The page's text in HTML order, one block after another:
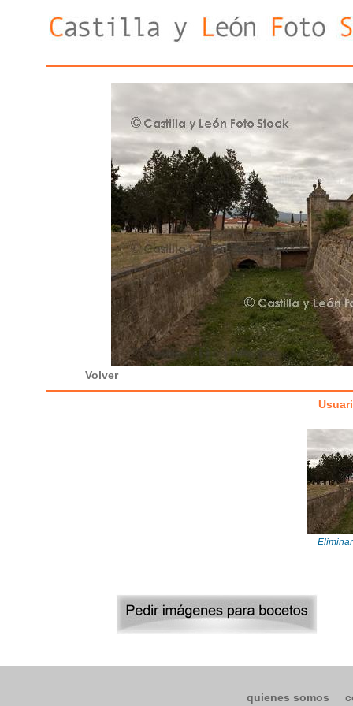
Volver
Eliminar
quienes somos